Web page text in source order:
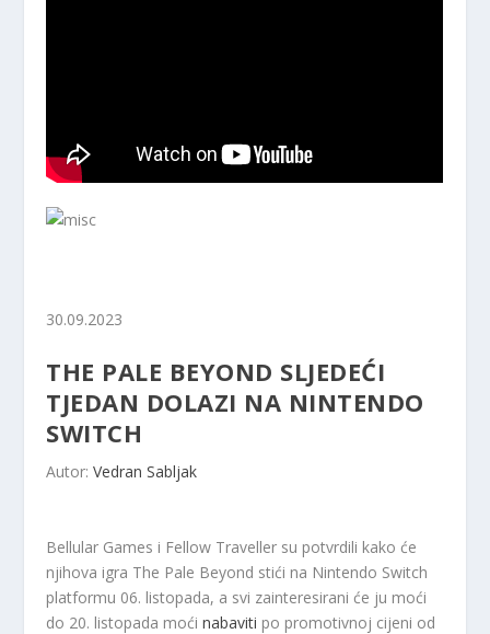
30.09.2023
THE PALE BEYOND SLJEDEĆI
TJEDAN DOLAZI NA NINTENDO
SWITCH
Autor:Vedran Sabljak
Bellular Games i Fellow Traveller su potvrdili kako će
njihova igra The Pale Beyond stići na Nintendo Switch
platformu 06. listopada, a svi zainteresirani će ju moći
do 20. listopada moćinabaviti po promotivnoj cijeni od